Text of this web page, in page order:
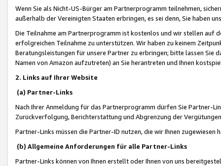
Wenn Sie als Nicht-US-Bürger am Partnerprogramm teilnehmen,
außerhalb der Vereinigten Staaten erbringen, es sei denn, Sie haben
Die Teilnahme am Partnerprogramm ist kostenlos und wir stellen auf
erfolgreichen Teilnahme zu unterstützen. Wir haben zu keinem
Beratungsleistungen für unsere Partner zu erbringen; bitte lassen Sie
Namen von Amazon aufzutreten) an Sie herantreten und Ihnen
2. Links auf Ihrer Website
(a) Partner-Links
Nach Ihrer Anmeldung für das Partnerprogramm dürfen Sie Partner-
Zurückverfolgung, Berichterstattung und Abgrenzung der
Partner-Links müssen die Partner-ID nutzen, die wir Ihnen zugewiesen
(b) Allgemeine Anforderungen für alle Partner-Links
Partner-Links können von Ihnen erstellt oder Ihnen von uns